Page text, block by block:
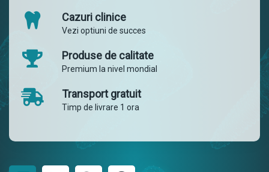
Cazuri clinice
Vezi optiuni de succes
Produse de calitate
Premium la nivel mondial
Transport gratuit
Timp de livrare 1 ora